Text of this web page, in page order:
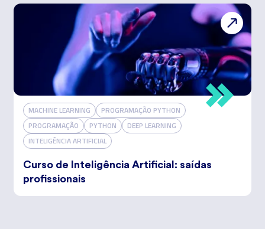
MACHINE LEARNING
PROGRAMAÇÃO PYTHON
PROGRAMAÇÃO
PYTHON
DEEP LEARNING
INTELIGÊNCIA ARTIFICIAL
Curso de Inteligência Artificial: saídas
profissionais